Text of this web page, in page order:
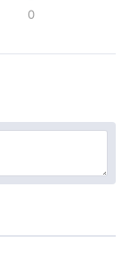
0